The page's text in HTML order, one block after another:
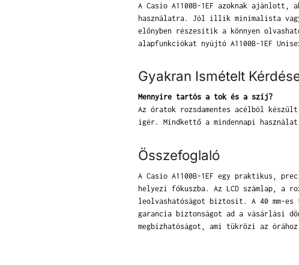
A Casio A1100B-1EF azoknak
használatra. Jól illik minimalista
előnyben részesítik a könnyen
alapfunkciókat nyújtó A1100B-1EF
Gyakran Ismételt
Mennyire tartós a tok és a szíj?
Az óratok rozsdamentes acélból
ígér. Mindkettő a mindennapi
Összefoglaló
A Casio A1100B-1EF egy praktikus,
helyezi fókuszba. Az LCD számlap, a
leolvashatóságot biztosít. A 40 mm-
garancia biztonságot ad a vásárlási
megbízhatóságot, ami tükrözi az